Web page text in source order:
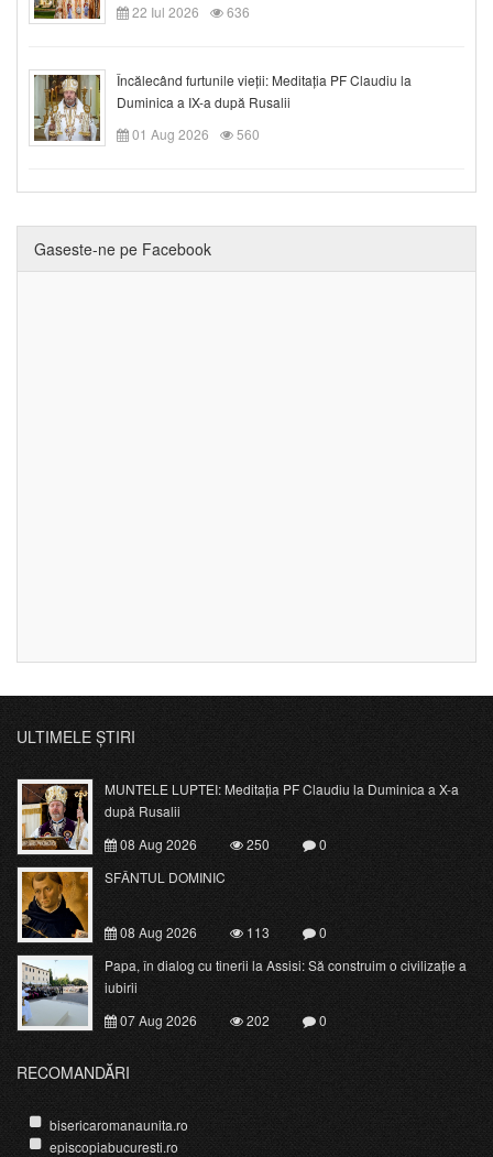
22 Iul 2026
636
Încălecând furtunile vieții: Meditația PF Claudiu la
Duminica a IX-a după Rusalii
01 Aug 2026
560
Gaseste-ne pe Facebook
ULTIMELE ȘTIRI
MUNTELE LUPTEI: Meditația PF Claudiu la Duminica a X-a
după Rusalii
08 Aug 2026
250
0
SFÂNTUL DOMINIC
08 Aug 2026 113
0
Papa, în dialog cu tinerii la Assisi: Să construim o civilizație a
iubirii
07 Aug 2026
202 0
RECOMANDĂRI
bisericaromanaunita.ro
episcopiabucuresti.ro